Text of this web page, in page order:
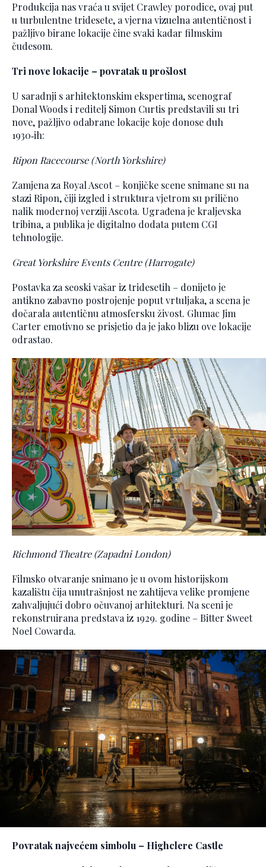
Produkcija nas vraća u svijet Crawley porodice, ovaj put
u turbulentne tridesete, a vjerna vizuelna autentičnost i
pažljivo birane lokacije čine svaki kadar filmskim
čudesom.
Tri nove lokacije – povratak u prošlost
U saradnji s arhitektonskim ekspertima, scenograf
Donal Woods i reditelj Simon Curtis predstavili su tri
nove, pažljivo odabrane lokacije koje donose duh
1930‑ih:
Ripon Racecourse (North Yorkshire)
Zamjena za Royal Ascot – konjičke scene snimane su na
stazi Ripon, čiji izgled i struktura vjetrom su prilično
nalik modernoj verziji Ascota. Ugrađena je kraljevska
tribina, a publika je digitalno dodata putem CGI
tehnologije.
Great Yorkshire Events Centre (Harrogate)
Postavka za seoski vašar iz tridesetih – donijeto je
antikno zabavno postrojenje poput vrtuljaka, a scena je
dočarala autentičnu atmosfersku živost. Glumac Jim
Carter emotivno se prisjetio da je jako blizu ove lokacije
odrastao.
Richmond Theatre (Zapadni London)
Filmsko otvaranje snimano je u ovom historijskom
kazalištu čija unutrašnjost ne zahtijeva velike promjene
zahvaljujući dobro očuvanoj arhitekturi. Na sceni je
rekonstruirana predstava iz 1929. godine – Bitter Sweet
Noel Cowarda.
Povratak najvećem simbolu – Highclere Castle